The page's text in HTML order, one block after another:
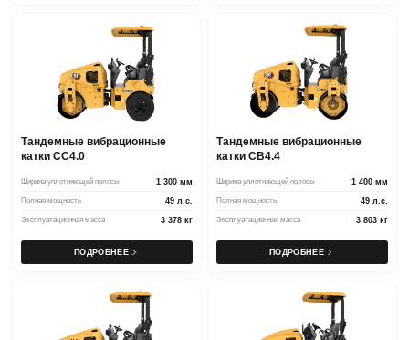
Тандемные вибрационные
катки CC4.0
Ширина уплотняющей полосы 1 300 мм
Полная мощность 49 л.с.
Эксплуатационная масса 3 378 кг
ПОДРОБНЕЕ
Тандемные вибрационные
катки CB4.4
Ширина уплотняющей полосы 1 400 мм
Полная мощность 49 л.с.
Эксплуатационная масса 3 803 кг
ПОДРОБНЕЕ